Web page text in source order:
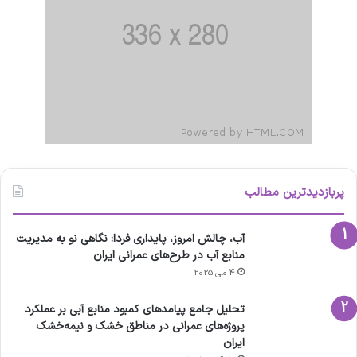
پربازدیدترین مطالب
آب، چالش امروز، پایداری فردا: نگاهی نو به مدیریت
منابع آب در طرح‌های عمرانی ایران
4 می 2025
تحلیل جامع پیامدهای کمبود منابع آبی بر عملکرد
پروژه‌های عمرانی در مناطق خشک و نیمه‌خشک
ایران